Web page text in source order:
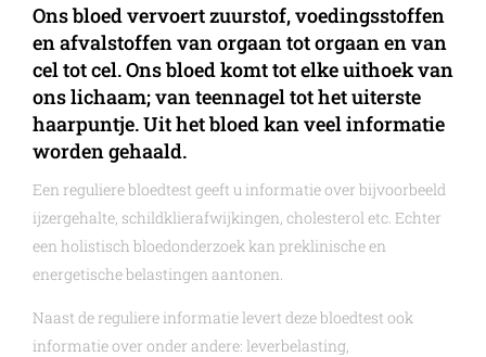
Ons bloed vervoert zuurstof, voedingsstoffen
en afvalstoffen van orgaan tot orgaan en van
cel tot cel. Ons bloed komt tot elke uithoek van
ons lichaam; van teennagel tot het uiterste
haarpuntje. Uit het bloed kan veel informatie
worden gehaald.
Een reguliere bloedtest geeft u informatie over bijvoorbeeld
ijzergehalte, schildklierafwijkingen, cholesterol etc. Echter
een holistisch bloedonderzoek kan preklinische en
energetische belastingen aantonen.
Naast de reguliere informatie levert deze bloedtest ook
informatie over onder andere: leverbelasting,